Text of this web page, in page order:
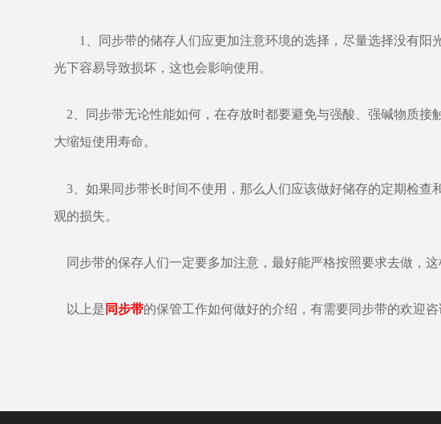
1、同步带的储存人们应更加注意环境的选择，尽量选择没有阳
光下容易导致损坏，这也会影响使用。
2、同步带无论性能如何，在存放时都要避免与强酸、强碱物质接
大缩短使用寿命。
3、如果同步带长时间不使用，那么人们应该做好储存的定期检查
观的损失。
同步带的保存人们一定要多加注意，最好能严格按照要求去做，这
以上是 同步带的保管工作如何做好的介绍，有需要同步带的欢迎咨